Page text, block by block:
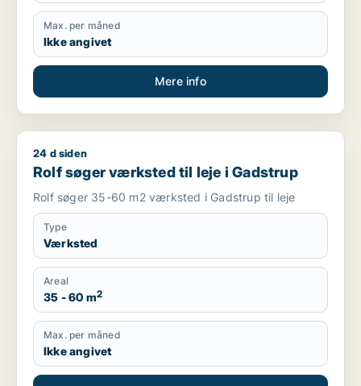
Max. per måned
Ikke angivet
Mere info
Rolf søger værksted til leje i Gadstrup
24 d siden
Rolf søger værksted til leje i Gadstrup
Rolf søger 35-60 m2 værksted i Gadstrup til leje
Type
Værksted
Areal
35 - 60 m2
Max. per måned
Ikke angivet